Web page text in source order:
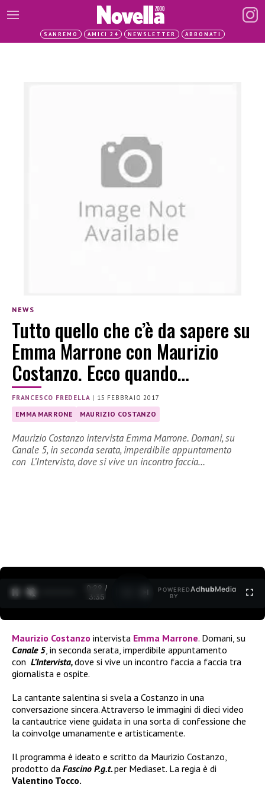
SANREMO AMICI 24 NEWSLETTER ABBONATI
NEWS
Tutto quello che c’è da sapere su
Emma Marrone con Maurizio
Costanzo. Ecco quando…
FRANCESCO FREDELLA | 15 FEBBRAIO 2017
EMMA MARRONE MAURIZIO COSTANZO
Maurizio Costanzo intervista Emma Marrone. Domani, su
Canale 5, in seconda serata, imperdibile appuntamento
con L’Intervista, dove si vive un incontro faccia…
0:30 /
3:35
POWERED
BY
AdhubMedia
Maurizio Costanzo intervista Emma Marrone. Domani, su
Canale 5 , in seconda serata, imperdibile appuntamento
con L’Intervista,dove si vive un incontro faccia a faccia tra
giornalista e ospite.
La cantante salentina si svela a Costanzo in una
conversazione sincera. Attraverso le immagini di dieci video
la cantautrice viene guidata in una sorta di confessione che
la coinvolge umanamente e artisticamente.
Il programma è ideato e scritto da Maurizio Costanzo,
prodotto da Fascino P.g.t.per Mediaset. La regia è di
Valentino Tocco.